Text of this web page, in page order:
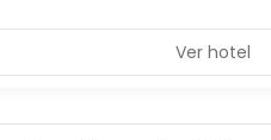
Ver hotel